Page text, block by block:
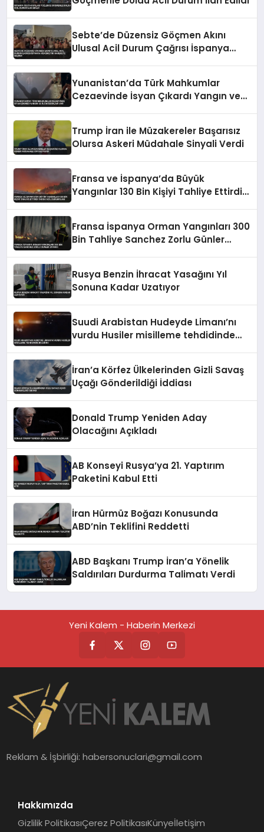
Sebte’de Düzensiz Göçmen Akını
Ulusal Acil Durum Çağrısı İspanya
Yunanistan’da Türk Mahkumlar
Cezaevinde İsyan Çıkardı Yangın ve
Trump İran ile Müzakereler Başarısız
Olursa Askeri Müdahale Sinyali Verdi
Fransa ve İspanya’da Büyük
Yangınlar 130 Bin Kişiyi Tahliye Ettirdi
Fransa İspanya Orman Yangınları 300
Bin Tahliye Sanchez Zorlu Günler
Rusya Benzin İhracat Yasağını Yıl
Sonuna Kadar Uzatıyor
Suudi Arabistan Hudeyde Limanı’nı
vurdu Husiler misilleme tehdidinde
İran’a Körfez Ülkelerinden Gizli Savaş
Uçağı Gönderildiği İddiası
Donald Trump Yeniden Aday
Olacağını Açıkladı
AB Konseyi Rusya’ya 21. Yaptırım
Paketini Kabul Etti
İran Hürmüz Boğazı Konusunda
ABD’nin Teklifini Reddetti
ABD Başkanı Trump İran’a Yönelik
Saldırıları Durdurma Talimatı Verdi
Yeni Kalem - Haberin Merkezi
Reklam & İşbirliği:habersonuclari@gmail.com
Hakkımızda
Gizlilik PolitikasıÇerez PolitikasıKünyeİletişim